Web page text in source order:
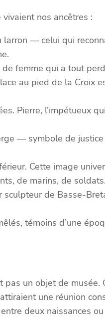
nos ancêtres :
— celui qui
femme qui a tout
au pied de la Croix
Pierre, l’impétueux
— symbole de
Cette image
de marins, de
de Basse-
témoins d’une
un objet de
une réunion
deux naissances